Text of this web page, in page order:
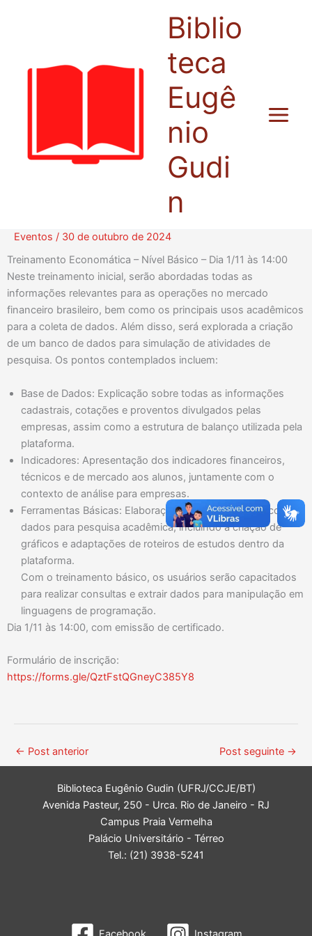
Biblio
teca
Eugê
nio
Gudi
n
Eventos / 30 de outubro de 2024
Treinamento Economática – Nível Básico – Dia 1/11 às 14:00
Neste treinamento inicial, serão abordadas todas as
informações relevantes para as operações no mercado
financeiro brasileiro, bem como os principais usos acadêmicos
para a coleta de dados. Além disso, será explorada a criação
de um banco de dados para simulação de atividades de
pesquisa. Os pontos contemplados incluem:
Base de Dados: Explicação sobre todas as informações
cadastrais, cotações e proventos divulgados pelas
empresas, assim como a estrutura de balanço utilizada pela
plataforma.
Indicadores: Apresentação dos indicadores financeiros,
técnicos e de mercado aos alunos, juntamente com o
contexto de análise para empresas.
Ferramentas Básicas: Elaboração de relatórios e banco de
dados para pesquisa acadêmica, incluindo a criação de
gráficos e adaptações de roteiros de estudos dentro da
plataforma.
Com o treinamento básico, os usuários serão capacitados
para realizar consultas e extrair dados para manipulação em
linguagens de programação.
Dia 1/11 às 14:00, com emissão de certificado.
Formulário de inscrição:
https://forms.gle/QztFstQGneyC385Y8
← Post anterior Post seguinte →
Biblioteca Eugênio Gudin (UFRJ/CCJE/BT)
Avenida Pasteur, 250 - Urca. Rio de Janeiro - RJ
Campus Praia Vermelha
Palácio Universitário - Térreo
Tel.: (21) 3938-5241